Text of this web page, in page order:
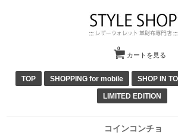
カートを見る
0
TOP SHOPPING for mobile SHOP IN
LIMITED EDITION
コインコンチョ